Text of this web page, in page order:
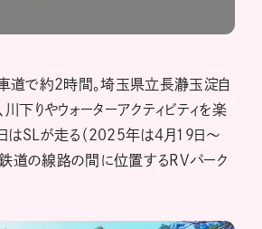
道で約2時間。埼玉県立長瀞玉淀自
下りやウォーターアクティビティを楽
日はSLが走る（2025年は4月19日～
道の線路の間に位置するRVパーク